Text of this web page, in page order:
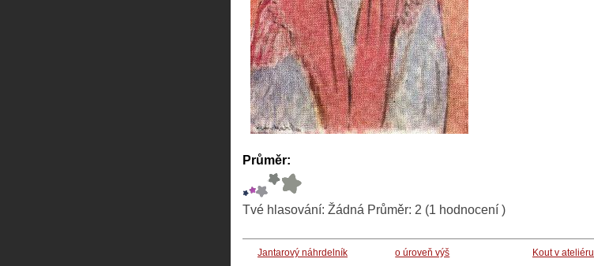
Průměr:
Tvé hlasování: Žádná Průměr: 2 (1 hodnocení )
Jantarový náhrdelník o úroveň výš Kout v ateliéru